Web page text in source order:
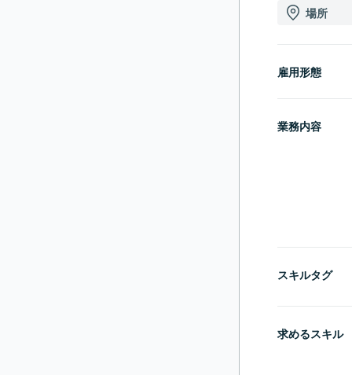
場所
雇用形態
業務内容
スキルタグ
求めるスキル